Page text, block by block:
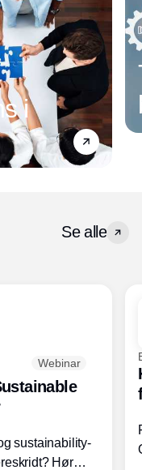
i
Se alle
Webinar
sustainability-
Hør